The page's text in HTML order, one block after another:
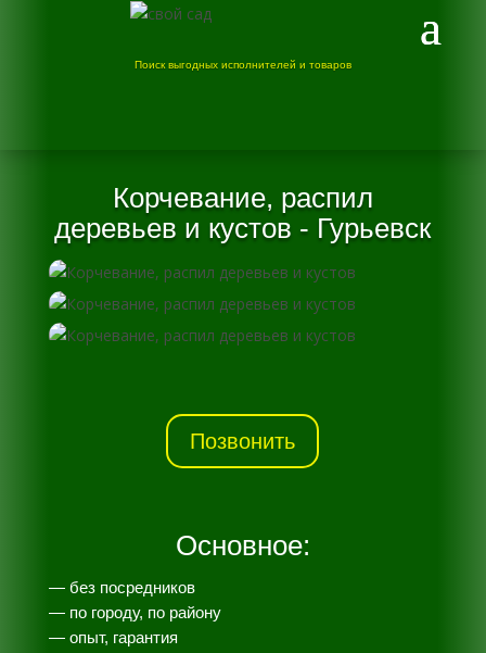
Поиск выгодных исполнителей и товаров
Корчевание, распил
деревьев и кустов - Гурьевск
Позвонить
Основное:
— без посредников
— по городу, по району
— опыт, гарантия